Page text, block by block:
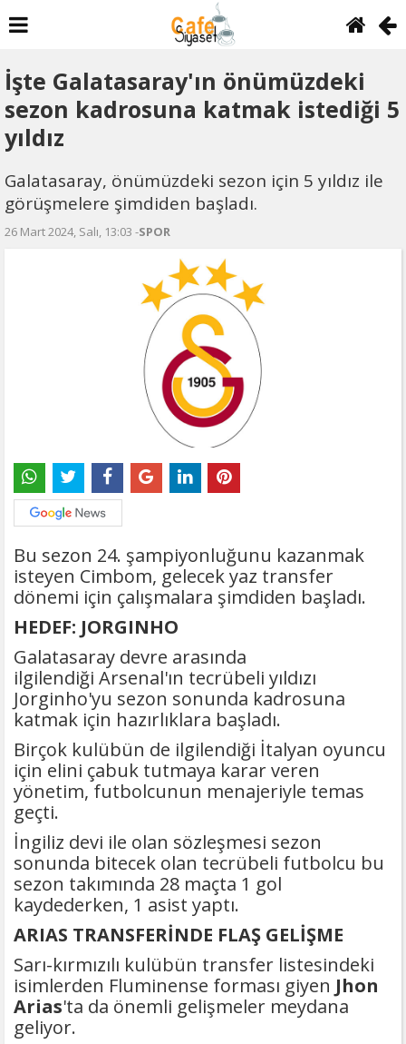
İşte Galatasaray'ın önümüzdeki
sezon kadrosuna katmak istediği 5
yıldız
Galatasaray, önümüzdeki sezon için 5 yıldız ile
görüşmelere şimdiden başladı.
26 Mart 2024, Salı, 13:03 -SPOR
Bu sezon 24. şampiyonluğunu kazanmak
isteyen Cimbom, gelecek yaz transfer
dönemi için çalışmalara şimdiden başladı.
HEDEF: JORGINHO
Galatasaray devre arasında
ilgilendiği Arsenal'ın tecrübeli yıldızı
Jorginho'yu sezon sonunda kadrosuna
katmak için hazırlıklara başladı.
Birçok kulübün de ilgilendiği İtalyan oyuncu
için elini çabuk tutmaya karar veren
yönetim, futbolcunun menajeriyle temas
geçti.
İngiliz devi ile olan sözleşmesi sezon
sonunda bitecek olan tecrübeli futbolcu bu
sezon takımında 28 maçta 1 gol
kaydederken, 1 asist yaptı.
ARIAS TRANSFERİNDE FLAŞ GELİŞME
Sarı-kırmızılı kulübün transfer listesindeki
isimlerden Fluminense forması giyen Jhon
Arias'ta da önemli gelişmeler meydana
geliyor.